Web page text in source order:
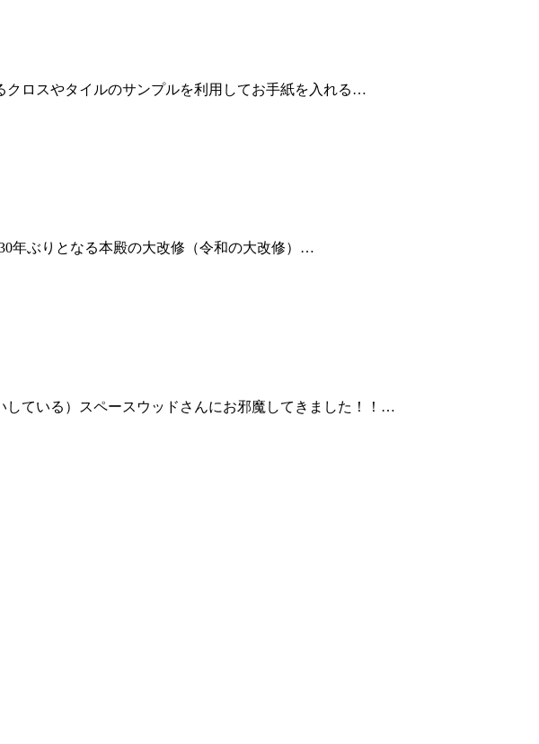
クロスやタイルのサンプルを利用してお手紙を入れる…
年ぶりとなる本殿の大改修（令和の大改修）…
ている）スペースウッドさんにお邪魔してきました！！…